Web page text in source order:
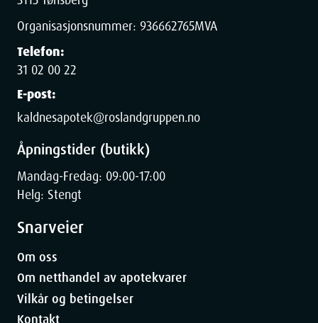
Organisasjonsnummer: 936662765MVA
Telefon:
31 02 00 22
E-post:
kaldnesapotek@roslandgruppen.no
Åpningstider (butikk)
Mandag-Fredag: 09:00-17:00
Helg: Stengt
Snarveier
Om oss
Om netthandel av apotekvarer
Vilkår og betingelser
Kontakt